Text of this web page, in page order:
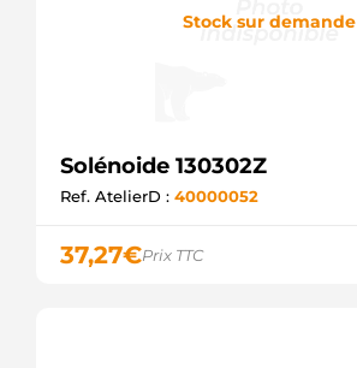
Stock sur demande
Solénoide 130302Z
Ref. AtelierD : 40000052
37,27€Prix TTC